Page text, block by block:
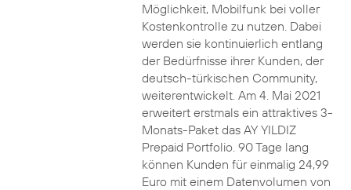
Möglichkeit, Mobilfunk bei voller
Kostenkontrolle zu nutzen. Dabei
werden sie kontinuierlich entlang
der Bedürfnisse ihrer Kunden, der
deutsch-türkischen Community,
weiterentwickelt. Am 4. Mai 2021
erweitert erstmals ein attraktives 3-
Monats-Paket das AY YILDIZ
Prepaid Portfolio. 90 Tage lang
können Kunden für einmalig 24,99
Euro mit einem Datenvolumen von